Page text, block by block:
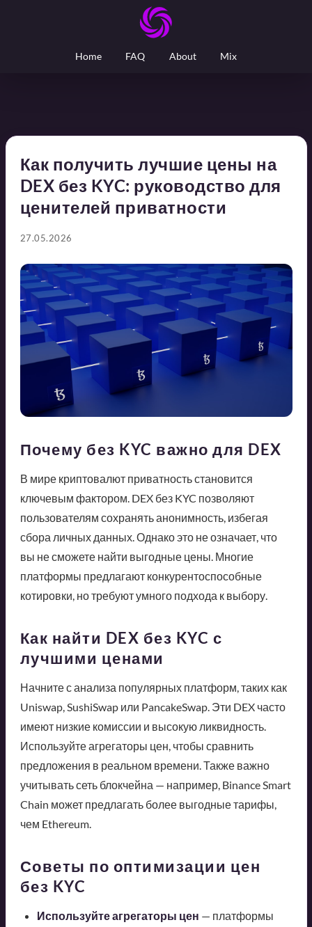
Home FAQ About Mix
Как получить лучшие цены на
DEX без KYC: руководство для
ценителей приватности
27.05.2026
Почему без KYC важно для DEX
В мире криптовалют приватность становится
ключевым фактором. DEX без KYC позволяют
пользователям сохранять анонимность, избегая
сбора личных данных. Однако это не означает, что
вы не сможете найти выгодные цены. Многие
платформы предлагают конкурентоспособные
котировки, но требуют умного подхода к выбору.
Как найти DEX без KYC с
лучшими ценами
Начните с анализа популярных платформ, таких как
Uniswap, SushiSwap или PancakeSwap. Эти DEX часто
имеют низкие комиссии и высокую ликвидность.
Используйте агрегаторы цен, чтобы сравнить
предложения в реальном времени. Также важно
учитывать сеть блокчейна — например, Binance Smart
Chain может предлагать более выгодные тарифы,
чем Ethereum.
Советы по оптимизации цен
без KYC
Используйте агрегаторы цен — платформы